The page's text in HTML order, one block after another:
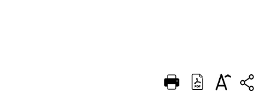
DEUTSCH